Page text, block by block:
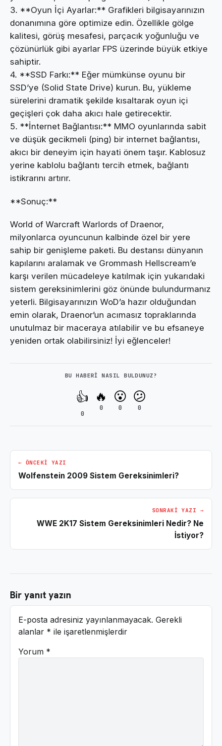
3. **Oyun İçi Ayarlar:** Grafikleri bilgisayarınızın
donanımına göre optimize edin. Özellikle gölge
kalitesi, görüş mesafesi, parçacık yoğunluğu ve
çözünürlük gibi ayarlar FPS üzerinde büyük etkiye
sahiptir.
4. **SSD Farkı:** Eğer mümkünse oyunu bir
SSD’ye (Solid State Drive) kurun. Bu, yükleme
sürelerini dramatik şekilde kısaltarak oyun içi
geçişleri çok daha akıcı hale getirecektir.
5. **İnternet Bağlantısı:** MMO oyunlarında sabit
ve düşük gecikmeli (ping) bir internet bağlantısı,
akıcı bir deneyim için hayati önem taşır. Kablosuz
yerine kablolu bağlantı tercih etmek, bağlantı
istikrarını artırır.
**Sonuç:**
World of Warcraft Warlords of Draenor,
milyonlarca oyuncunun kalbinde özel bir yere
sahip bir genişleme paketi. Bu destansı dünyanın
kapılarını aralamak ve Grommash Hellscream’e
karşı verilen mücadeleye katılmak için yukarıdaki
sistem gereksinimlerini göz önünde bulundurmanız
yeterli. Bilgisayarınızın WoD’a hazır olduğundan
emin olarak, Draenor’un acımasız topraklarında
unutulmaz bir maceraya atılabilir ve bu efsaneye
yeniden ortak olabilirsiniz! İyi eğlenceler!
BU HABERI NASIL BULDUNUZ?
👍
0
🔥
0
😮
0
😕
0
← ÖNCEKI YAZI
Wolfenstein 2009 Sistem Gereksinimleri?
SONRAKI YAZI →
WWE 2K17 Sistem Gereksinimleri Nedir? Ne
İstiyor?
Bir yanıt yazın
E-posta adresiniz yayınlanmayacak. Gerekli
alanlar * ile işaretlenmişlerdir
Yorum *